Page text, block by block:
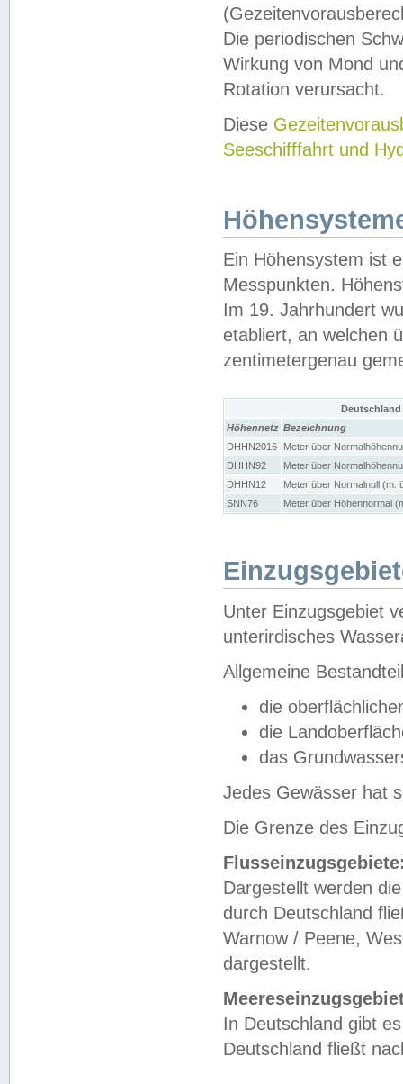
Die periodischen
Wirkung von Mond
Rotation verursacht.
Diese
Seeschifffahrt und
Ein Höhensystem ist
Messpunkten.
Im 19. Jahrhundert
etabliert, an welchen
zentimetergenau
Höhennetz Bezeichnung
DHHN2016
Meter über
DHHN92
Meter über
DHHN12
Meter über Normalnull (m.
SNN76
Meter über Höhennormal
Unter Einzugsgebiet
unterirdisches
Allgemeine
die
die
das
Jedes Gewässer hat
Die Grenze des
Dargestellt werden
durch Deutschland
Warnow / Peene,
dargestellt.
In Deutschland gibt
Deutschland fließt